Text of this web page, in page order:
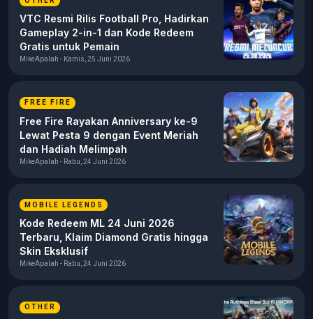
VTC Resmi Rilis Football Pro, Hadirkan
Gameplay 2-in-1 dan Kode Redeem
Gratis untuk Pemain
MikeApalah - Kamis, 25 Juni 2026
FREE FIRE
Free Fire Rayakan Anniversary ke-9
Lewat Pesta 9 dengan Event Meriah
dan Hadiah Melimpah
MikeApalah - Rabu, 24 Juni 2026
MOBILE LEGENDS
Kode Redeem ML 24 Juni 2026
Terbaru, Klaim Diamond Gratis hingga
Skin Eksklusif
MikeApalah - Rabu, 24 Juni 2026
OTHER